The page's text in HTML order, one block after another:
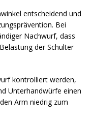
entscheidend und
Bei
Nachwurf, dass
der Schulter
kontrolliert werden,
Unterhandwürfe einen
Arm niedrig zum